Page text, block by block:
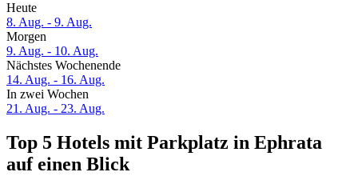
Heute
8. Aug. - 9. Aug.
Morgen
9. Aug. - 10. Aug.
Nächstes Wochenende
14. Aug. - 16. Aug.
In zwei Wochen
21. Aug. - 23. Aug.
Top 5 Hotels mit Parkplatz in Ephrata
auf einen Blick